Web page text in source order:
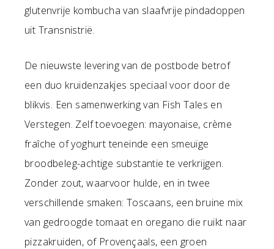
glutenvrije kombucha van slaafvrije pindadoppen
uit Transnistrië.
De nieuwste levering van de postbode betrof
een duo kruidenzakjes speciaal voor door de
blikvis. Een samenwerking van Fish Tales en
Verstegen. Zelf toevoegen: mayonaise, crème
fraîche of yoghurt teneinde een smeuïge
broodbeleg-achtige substantie te verkrijgen.
Zonder zout, waarvoor hulde, en in twee
verschillende smaken: Toscaans, een bruine mix
van gedroogde tomaat en oregano die ruikt naar
pizzakruiden, of Provençaals, een groen